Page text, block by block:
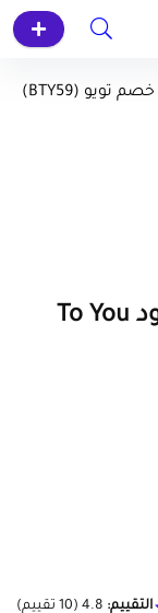
كوبون خصم تويو (BTY59)
كوبون خصم تويو (BTY59) كود To You
التقييم: 4.8
(
10 تقييم)